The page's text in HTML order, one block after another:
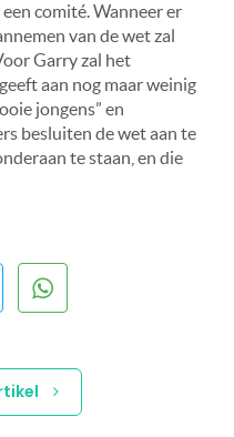
comité. Wanneer er
van de wet zal
Garry zal het
aan nog maar weinig
jongens” en
besluiten de wet aan te
te staan, en die